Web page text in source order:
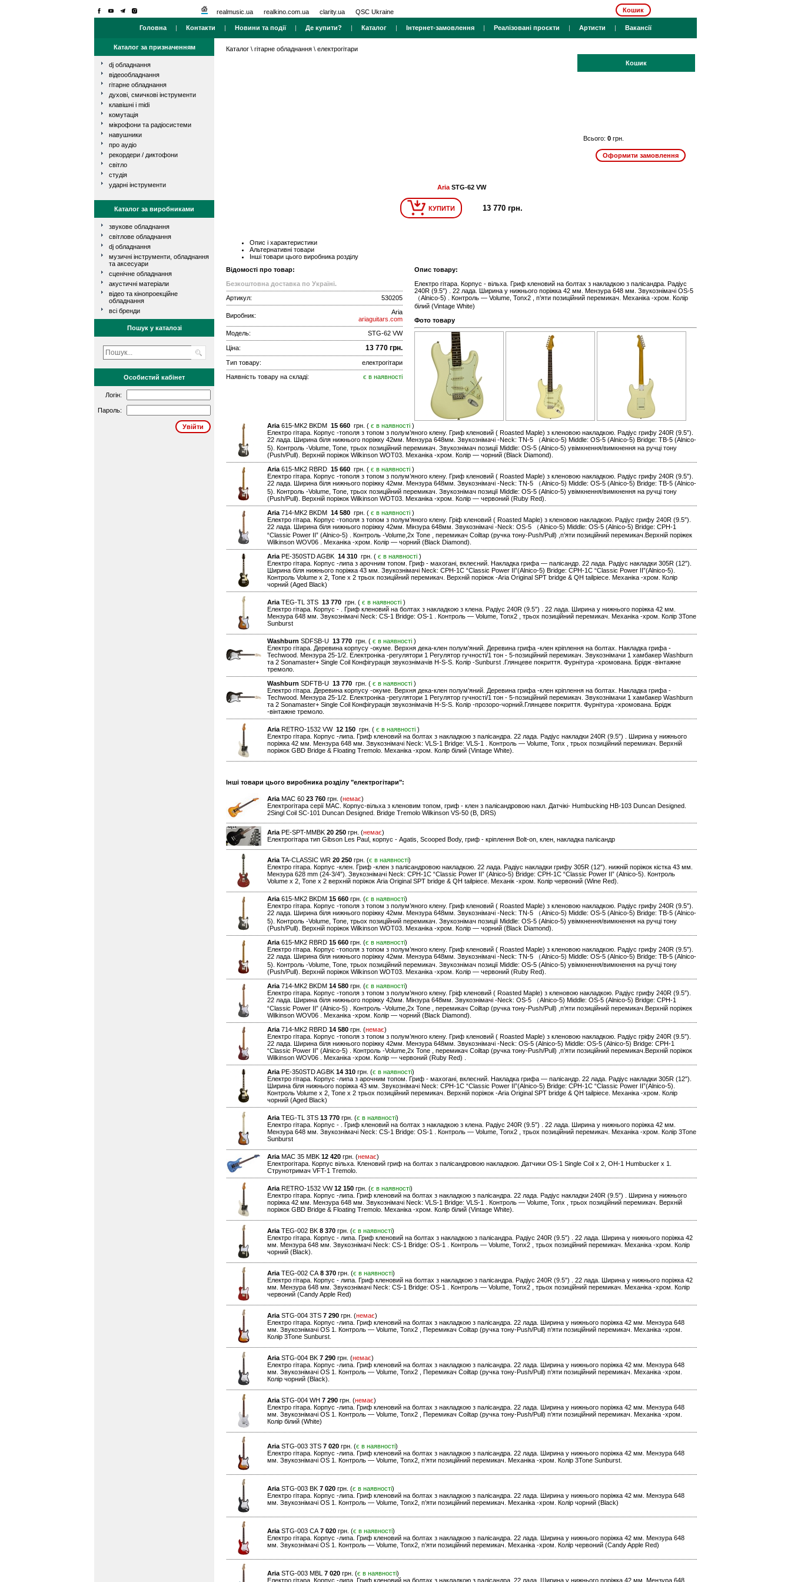
realmusic.ua realkino.com.ua clarity.ua QSC Ukraine Кошик
Головна | Контакти | Новини та події| Де купити? | Каталог | Інтернет-замовлення | Реалізовані проєкти | Артисти | Вакансії
Каталог за призначенням
dj обладнання
відеообладнання
гітарне обладнання
духові, смичкові інструменти
клавішні і midi
комутація
мікрофони та радіосистеми
навушники
про аудіо
рекордери / диктофони
світло
студія
ударні інструменти
Каталог за виробниками
звукове обладнання
світлове обладнання
dj обладнання
музичні інструменти, обладнання
та аксесуари
сценічне обладнання
акустичні матеріали
відео та кінопроекційне
обладнання
всі бренди
Пошук у каталозі
Особистий кабінет
Логін:
Пароль:
Каталог \ гітарне обладнання \ електрогітари
Кошик
Всього: 0 грн.
AriaSTG-62 VW
КУПИТИ 13 770 грн.
Опис і характеристики
Альтернативні товари
Інші товари цього виробника розділу
Відомості про товар:
Безкоштовна доставка по Україні.
Артикул:
530205
Виробник:
Aria
ariaguitars.com
Модель:
STG-62 VW
Ціна: 13 770 грн.
Тип товару:
електрогітари
Наявність товару на складі:
є в наявності
Опис товару:
Електро гітара. Корпус - вільха. Гриф кленовий на болтах з накладкою з палісандра. Радіус
240R (9.5″) . 22 лада. Ширина у нижнього поріжка 42 мм. Мензура 648 мм. Звукознімачі OS-5
（Alnico-5) . Контроль — Volume, Tonx2 , п’яти позиційний перемикач. Механіка -хром. Колір
білий (Vintage White)
Фото товару
Aria 615-MK2 BKDM 15 660 грн. ( є в наявності )
Електро гітара. Корпус -тополя з топом з полум’яного клену. Гриф кленовий ( Roasted Maple) з кленовою накладкою. Радіус грифу 240R (9.5″).
22 лада. Ширина біля нижнього поріжку 42мм. Мензура 648мм. Звукознімачі -Neck: TN-5 （Alnico-5) Middle: OS-5 (Alnico-5) Bridge: TB-5 (Alnico-
5). Контроль -Volume, Tone, трьох позиційний перемикач. Звукознімач позиції Middle: OS-5 (Alnico-5) увімкнення/вимкнення на ручці тону
(Push/Pull). Верхній поріжок Wilkinson WOT03. Механіка -хром. Колір — чорний (Black Diamond).
Aria 615-MK2 RBRD 15 660 грн. ( є в наявності )
Електро гітара. Корпус -тополя з топом з полум’яного клену. Гриф кленовий ( Roasted Maple) з кленовою накладкою. Радіус грифу 240R (9.5″).
22 лада. Ширина біля нижнього поріжку 42мм. Мензура 648мм. Звукознімачі -Neck: TN-5 （Alnico-5) Middle: OS-5 (Alnico-5) Bridge: TB-5 (Alnico-
5). Контроль -Volume, Tone, трьох позиційний перемикач. Звукознімач позиції Middle: OS-5 (Alnico-5) увімкнення/вимкнення на ручці тону
(Push/Pull). Верхній поріжок Wilkinson WOT03. Механіка -хром. Колір — червоний (Ruby Red).
Aria 714-MK2 BKDM 14 580 грн. ( є в наявності )
Електро гітара. Корпус -тополя з топом з полум’яного клену. Гріф кленовий ( Roasted Maple) з кленовою накладкою. Радіус грифу 240R (9.5″).
22 лада. Ширина біля нижнього поріжку 42мм. Мінзура 648мм. Звукознімачі -Neck: OS-5 （Alnico-5) Middle: OS-5 (Alnico-5) Bridge: CPH-1
“Classic Power II” (Alnico-5) . Контроль -Volume,2x Tone , перемикач Coiltap (ручка тону-Push/Pull) ,п’яти позиційний перемикач.Верхній поріжек
Wilkinson WOV06 . Механіка -хром. Колір — чорний (Black Diamond).
Aria PE-350STD AGBK 14 310 грн. ( є в наявності )
Електро гітара. Корпус -липа з арочним топом. Гриф - махогані, вклеєний. Накладка грифа — палісандр. 22 лада. Радіус накладки 305R (12″).
Ширина біля нижнього поріжка 43 мм. Звукознімачі Neck: CPH-1C “Classic Power II”(Alnico-5) Bridge: CPH-1C “Classic Power II”(Alnico-5).
Контроль Volume x 2, Tone x 2 трьох позиційний перемикач. Верхній поріжок -Aria Original SPT bridge & QH tailpiece. Механіка -хром. Колір
чорний (Aged Black)
Aria TEG-TL 3TS 13 770 грн. ( є в наявності )
Електро гітара. Корпус - . Гриф кленовий на болтах з накладкою з клена. Радіус 240R (9.5″) . 22 лада. Ширина у нижнього поріжка 42 мм.
Мензура 648 мм. Звукознімачі Neck: CS-1 Bridge: OS-1 . Контроль — Volume, Tonx2 , трьох позиційний перемикач. Механіка -хром. Колір 3Tone
Sunburst
Washburn SDFSB-U 13 770 грн. ( є в наявності )
Електро гітара. Деревина корпусу -окуме. Верхня дека-клен полум'яний. Деревина грифа -клен кріплення на болтах. Накладка грифа -
Techwood. Мензура 25-1/2. Електроніка -регулятори 1 Регулятор гучності/1 тон - 5-позиційний перемикач. Звукознімачи 1 хамбакер Washburn
та 2 Sonamaster+ Single Coil Конфігурація звукознімачів H-S-S. Колір -Sunburst .Глянцеве покриття. Фурнітура -хромована. Брідж -вінтажне
тремоло.
Washburn SDFTB-U 13 770 грн. ( є в наявності )
Електро гітара. Деревина корпусу -окуме. Верхня дека-клен полум'яний. Деревина грифа -клен кріплення на болтах. Накладка грифа -
Techwood. Мензура 25-1/2. Електроніка -регулятори 1 Регулятор гучності/1 тон - 5-позиційний перемикач. Звукознімачи 1 хамбакер Washburn
та 2 Sonamaster+ Single Coil Конфігурація звукознімачів H-S-S. Колір -прозоро-чорний.Глянцеве покриття. Фурнітура -хромована. Брідж
-вінтажне тремоло.
Aria RETRO-1532 VW 12 150 грн. ( є в наявності )
Електро гітара. Корпус -липа. Гриф кленовий на болтах з накладкою з палісандра. 22 лада. Радіус накладки 240R (9.5″) . Ширина у нижнього
поріжка 42 мм. Мензура 648 мм. Звукознімачі Neck: VLS-1 Bridge: VLS-1 . Контроль — Volume, Tonx , трьох позиційний перемикач. Верхній
поріжок GBD Bridge & Floating Tremolo. Механіка -хром. Колір білий (Vintage White).
Інші товари цього виробника розділу "електрогітари":
Aria MAC 60 23 760 грн. (немає)
Електрогітара серії MAC. Корпус-вільха з кленовим топом, гриф - клен з палісандровою накл. Датчікі- Humbucking HB-103 Duncan Designed.
2Singl Coil SC-101 Duncan Designed. Bridge Tremolo Wilkinson VS-50 (B, DRS)
Aria PE-SPT-MMBK 20 250 грн. (немає)
Електрогітара тип Gibson Les Paul, корпус - Agatis, Scooped Body, гриф - кріплення Bolt-on, клен, накладка палісандр
Aria TA-CLASSIC WR 20 250 грн. (є в наявності)
Електро гітара. Корпус -клен. Гриф -клен з палісандровою накладкою. 22 лада. Радіус накладки грифу 305R (12″). нижній поріжок кістка 43 мм.
Мензура 628 mm (24-3/4″). Звукознімачі Neck: CPH-1C “Classic Power II” (Alnico-5) Bridge: CPH-1C “Classic Power II” (Alnico-5). Контроль
Volume x 2, Tone x 2 верхній поріжок Aria Original SPT bridge & QH tailpiece. Механік -хром. Колір червоний (Wine Red).
Aria 615-MK2 BKDM 15 660 грн. (є в наявності)
Електро гітара. Корпус -тополя з топом з полум’яного клену. Гриф кленовий ( Roasted Maple) з кленовою накладкою. Радіус грифу 240R (9.5″).
22 лада. Ширина біля нижнього поріжку 42мм. Мензура 648мм. Звукознімачі -Neck: TN-5 （Alnico-5) Middle: OS-5 (Alnico-5) Bridge: TB-5 (Alnico-
5). Контроль -Volume, Tone, трьох позиційний перемикач. Звукознімач позиції Middle: OS-5 (Alnico-5) увімкнення/вимкнення на ручці тону
(Push/Pull). Верхній поріжок Wilkinson WOT03. Механіка -хром. Колір — чорний (Black Diamond).
Aria 615-MK2 RBRD 15 660 грн. (є в наявності)
Електро гітара. Корпус -тополя з топом з полум’яного клену. Гриф кленовий ( Roasted Maple) з кленовою накладкою. Радіус грифу 240R (9.5″).
22 лада. Ширина біля нижнього поріжку 42мм. Мензура 648мм. Звукознімачі -Neck: TN-5 （Alnico-5) Middle: OS-5 (Alnico-5) Bridge: TB-5 (Alnico-
5). Контроль -Volume, Tone, трьох позиційний перемикач. Звукознімач позиції Middle: OS-5 (Alnico-5) увімкнення/вимкнення на ручці тону
(Push/Pull). Верхній поріжок Wilkinson WOT03. Механіка -хром. Колір — червоний (Ruby Red).
Aria 714-MK2 BKDM 14 580 грн. (є в наявності)
Електро гітара. Корпус -тополя з топом з полум’яного клену. Гріф кленовий ( Roasted Maple) з кленовою накладкою. Радіус грифу 240R (9.5″).
22 лада. Ширина біля нижнього поріжку 42мм. Мінзура 648мм. Звукознімачі -Neck: OS-5 （Alnico-5) Middle: OS-5 (Alnico-5) Bridge: CPH-1
“Classic Power II” (Alnico-5) . Контроль -Volume,2x Tone , перемикач Coiltap (ручка тону-Push/Pull) ,п’яти позиційний перемикач.Верхній поріжек
Wilkinson WOV06 . Механіка -хром. Колір — чорний (Black Diamond).
Aria 714-MK2 RBRD 14 580 грн. (немає)
Електро гітара. Корпус -тополя з топом з полум’яного клену. Гриф кленовий ( Roasted Maple) з кленовою накладкою. Радіус гріфу 240R (9.5″).
22 лада. Ширина біля нижнього поріжку 42мм. Мензура 648мм. Звукознімачі -Neck: OS-5 (Alnico-5) Middle: OS-5 (Alnico-5) Bridge: CPH-1
“Classic Power II” (Alnico-5) . Контроль -Volume,2x Tone , перемикач Coiltap (ручка тону-Push/Pull) ,п’яти позиційний перемикач.Верхній поріжок
Wilkinson WOV06 . Механіка -хром. Колір — червоний (Ruby Red) .
Aria PE-350STD AGBK 14 310 грн. (є в наявності)
Електро гітара. Корпус -липа з арочним топом. Гриф - махогані, вклеєний. Накладка грифа — палісандр. 22 лада. Радіус накладки 305R (12″).
Ширина біля нижнього поріжка 43 мм. Звукознімачі Neck: CPH-1C “Classic Power II”(Alnico-5) Bridge: CPH-1C “Classic Power II”(Alnico-5).
Контроль Volume x 2, Tone x 2 трьох позиційний перемикач. Верхній поріжок -Aria Original SPT bridge & QH tailpiece. Механіка -хром. Колір
чорний (Aged Black)
Aria TEG-TL 3TS 13 770 грн. (є в наявності)
Електро гітара. Корпус - . Гриф кленовий на болтах з накладкою з клена. Радіус 240R (9.5″) . 22 лада. Ширина у нижнього поріжка 42 мм.
Мензура 648 мм. Звукознімачі Neck: CS-1 Bridge: OS-1 . Контроль — Volume, Tonx2 , трьох позиційний перемикач. Механіка -хром. Колір 3Tone
Sunburst
Aria MAC 35 MBK 12 420 грн. (немає)
Електрогітара. Корпус вільха. Кленовий гриф на болтах з палісандровою накладкою. Датчики OS-1 Single Coil x 2, OH-1 Humbucker x 1.
Струнотримач VFT-1 Tremolo.
Aria RETRO-1532 VW12 150 грн. (є в наявності)
Електро гітара. Корпус -липа. Гриф кленовий на болтах з накладкою з палісандра. 22 лада. Радіус накладки 240R (9.5″) . Ширина у нижнього
поріжка 42 мм. Мензура 648 мм. Звукознімачі Neck: VLS-1 Bridge: VLS-1 . Контроль — Volume, Tonx , трьох позиційний перемикач. Верхній
поріжок GBD Bridge & Floating Tremolo. Механіка -хром. Колір білий (Vintage White).
Aria TEG-002 BK 8 370 грн. (є в наявності)
Електро гітара. Корпус - липа. Гриф кленовий на болтах з накладкою з палісандра. Радіус 240R (9.5″) . 22 лада. Ширина у нижнього поріжка 42
мм. Мензура 648 мм. Звукознімачі Neck: CS-1 Bridge: OS-1 . Контроль — Volume, Tonx2 , трьох позиційний перемикач. Механіка -хром. Колір
чорний (Black).
Aria TEG-002 CA 8 370 грн. (є в наявності)
Електро гітара. Корпус - липа. Гриф кленовий на болтах з накладкою з палісандра. Радіус 240R (9.5″) . 22 лада. Ширина у нижнього поріжка 42
мм. Мензура 648 мм. Звукознімачі Neck: CS-1 Bridge: OS-1 . Контроль — Volume, Tonx2 , трьох позиційний перемикач. Механіка -хром. Колір
червоний (Candy Apple Red)
Aria STG-004 3TS 7 290 грн. (немає)
Електро гітара. Корпус -липа. Гриф кленовий на болтах з накладкою з палісандра. 22 лада. Ширина у нижнього поріжка 42 мм. Мензура 648
мм. Звукознімачі OS 1. Контроль — Volume, Tonx2 , Перемикач Coiltap (ручка тону-Push/Pull) п’яти позиційний перемикач. Механіка -хром.
Колір 3Tone Sunburst.
Aria STG-004 BK 7 290 грн. (немає)
Електро гітара. Корпус -липа. Гриф кленовий на болтах з накладкою з палісандра. 22 лада. Ширина у нижнього поріжка 42 мм. Мензура 648
мм. Звукознімачі OS 1. Контроль — Volume, Tonx2 , Перемикач Coiltap (ручка тону-Push/Pull) п’яти позиційний перемикач. Механіка -хром.
Колір чорний (Black).
Aria STG-004 WH 7 290 грн. (немає)
Електро гітара. Корпус -липа. Гриф кленовий на болтах з накладкою з палісандра. 22 лада. Ширина у нижнього поріжка 42 мм. Мензура 648
мм. Звукознімачі OS 1. Контроль — Volume, Tonx2 , Перемикач Coiltap (ручка тону-Push/Pull) п’яти позиційний перемикач. Механіка -хром.
Колір білий (White)
Aria STG-003 3TS 7 020 грн. (є в наявності)
Електро гітара. Корпус -липа. Гриф кленовий на болтах з накладкою з палісандра. 22 лада. Ширина у нижнього поріжка 42 мм. Мензура 648
мм. Звукознімачі OS 1. Контроль — Volume, Tonx2, п’яти позиційний перемикач. Механіка -хром. Колір 3Tone Sunburst.
Aria STG-003 BK 7 020 грн. (є в наявності)
Електро гітара. Корпус -липа. Гриф кленовий на болтах з накладкою з палісандра. 22 лада. Ширина у нижнього поріжка 42 мм. Мензура 648
мм. Звукознімачі OS 1. Контроль — Volume, Tonx2, п’яти позиційний перемикач. Механіка -хром. Колір чорний (Black)
Aria STG-003 CA 7 020 грн. (є в наявності)
Електро гітара. Корпус -липа. Гриф кленовий на болтах з накладкою з палісандра. 22 лада. Ширина у нижнього поріжка 42 мм. Мензура 648
мм. Звукознімачі OS 1. Контроль — Volume, Tonx2, п’яти позиційний перемикач. Механіка -хром. Колір червоний (Candy Apple Red)
Aria STG-003 MBL 7 020 грн. (є в наявності)
Електро гітара. Корпус -липа. Гриф кленовий на болтах з накладкою з палісандра. 22 лада. Ширина у нижнього поріжка 42 мм. Мензура 648